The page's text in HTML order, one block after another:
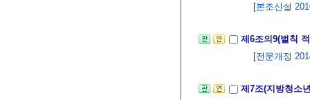
[본조신설
제6조의9(벌칙
[전문개정
제7조(지방청소